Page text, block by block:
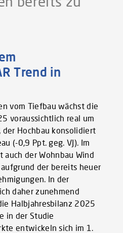
Trend in
vom Tiefbau wächst die
voraussichtlich real um
der Hochbau konsolidiert
(-0,9 Ppt. geg. VJ). Im
auch der Wohnbau Wind
der bereits heuer
In der
daher zunehmend
Halbjahresbilanz 2025
in der Studie
entwickeln sich im 1.